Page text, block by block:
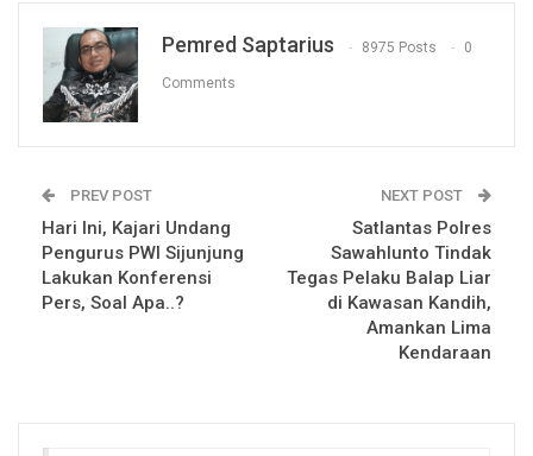
Pemred Saptarius 8975 Posts 0
Comments
PREV POST
Hari Ini, Kajari Undang
Pengurus PWI Sijunjung
Lakukan Konferensi
Pers, Soal Apa..?
NEXT POST
Satlantas Polres
Sawahlunto Tindak
Tegas Pelaku Balap Liar
di Kawasan Kandih,
Amankan Lima
Kendaraan